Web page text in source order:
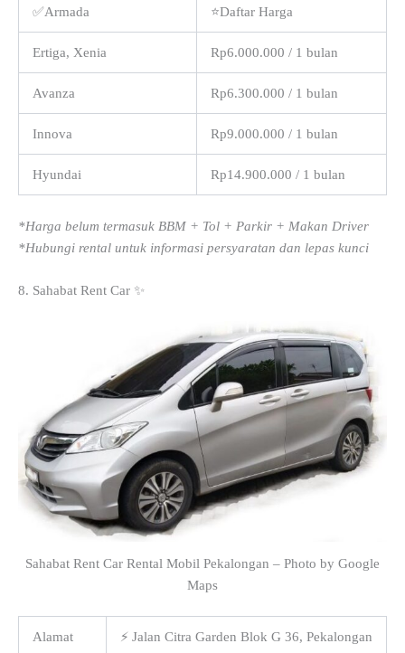
✅Armada ⭐Daftar Harga
Ertiga, Xenia Rp6.000.000 / 1 bulan
Avanza Rp6.300.000 / 1 bulan
Innova Rp9.000.000 / 1 bulan
Hyundai Rp14.900.000 / 1 bulan
*Harga belum termasuk BBM + Tol + Parkir + Makan Driver
*Hubungi rental untuk informasi persyaratan dan lepas kunci
8. Sahabat Rent Car ✨
Sahabat Rent Car Rental Mobil Pekalongan – Photo by Google
Maps
Alamat ⚡ Jalan Citra Garden Blok G 36, Pekalongan